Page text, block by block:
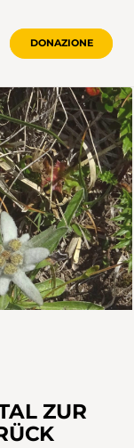
DONAZIONE
ZUR